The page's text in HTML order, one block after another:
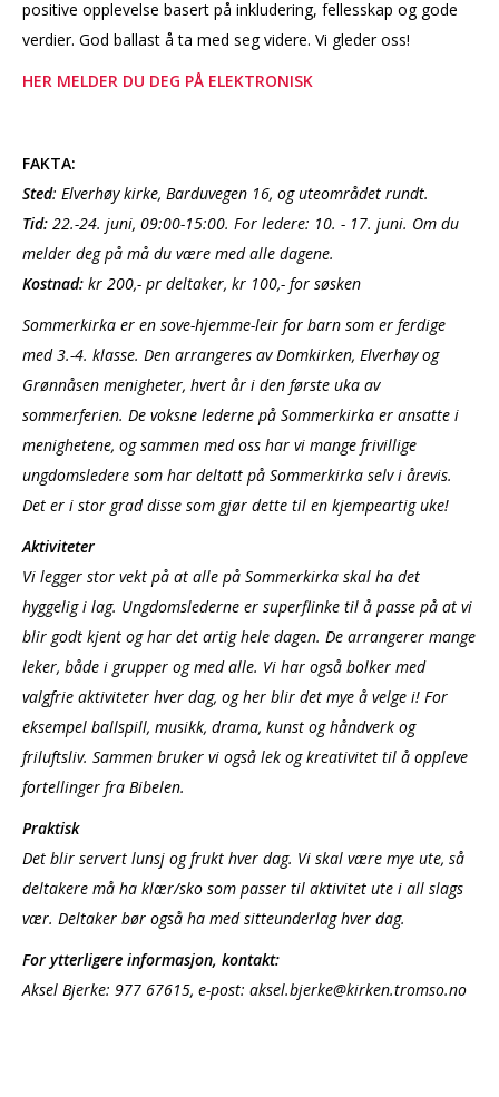
positive opplevelse basert på inkludering, fellesskap og gode
verdier. God ballast å ta med seg videre. Vi gleder oss!
HER MELDER DU DEG PÅ ELEKTRONISK
FAKTA:
Sted: Elverhøy kirke, Barduvegen 16, og uteområdet rundt.
Tid: 22.-24. juni, 09:00-15:00. For ledere: 10. - 17. juni. Om du
melder deg på må du være med alle dagene.
Kostnad: kr 200,- pr deltaker, kr 100,- for søsken
Sommerkirka er en sove-hjemme-leir for barn som er ferdige
med 3.-4. klasse. Den arrangeres av Domkirken, Elverhøy og
Grønnåsen menigheter, hvert år i den første uka av
sommerferien. De voksne lederne på Sommerkirka er ansatte i
menighetene, og sammen med oss har vi mange frivillige
ungdomsledere som har deltatt på Sommerkirka selv i årevis.
Det er i stor grad disse som gjør dette til en kjempeartig uke!
Aktiviteter
Vi legger stor vekt på at alle på Sommerkirka skal ha det
hyggelig i lag. Ungdomslederne er superflinke til å passe på at vi
blir godt kjent og har det artig hele dagen. De arrangerer mange
leker, både i grupper og med alle. Vi har også bolker med
valgfrie aktiviteter hver dag, og her blir det mye å velge i! For
eksempel ballspill, musikk, drama, kunst og håndverk og
friluftsliv. Sammen bruker vi også lek og kreativitet til å oppleve
fortellinger fra Bibelen.
Praktisk
Det blir servert lunsj og frukt hver dag. Vi skal være mye ute, så
deltakere må ha klær/sko som passer til aktivitet ute i all slags
vær. Deltaker bør også ha med sitteunderlag hver dag.
For ytterligere informasjon, kontakt:
Aksel Bjerke: 977 67615, e-post: aksel.bjerke@kirken.tromso.no